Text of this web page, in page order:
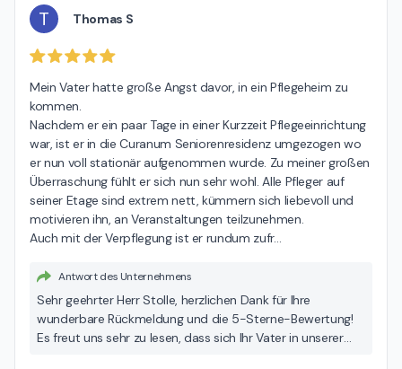
T Thomas S
Mein Vater hatte große Angst davor, in ein Pflegeheim zu
kommen.
Nachdem er ein paar Tage in einer Kurzzeit Pflegeeinrichtung
war, ist er in die Curanum Seniorenresidenz umgezogen wo
er nun voll stationär aufgenommen wurde. Zu meiner großen
Überraschung fühlt er sich nun sehr wohl. Alle Pfleger auf
seiner Etage sind extrem nett, kümmern sich liebevoll und
motivieren ihn, an Veranstaltungen teilzunehmen.
Auch mit der Verpflegung ist er rundum zufr…
Antwort des Unternehmens
Sehr geehrter Herr Stolle, herzlichen Dank für Ihre
wunderbare Rückmeldung und die 5-Sterne-Bewertung!
Es freut uns sehr zu lesen, dass sich Ihr Vater in unserer